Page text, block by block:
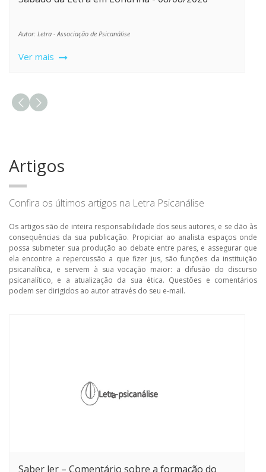
Autor: Letra - Associação de Psicanálise
Ver mais
Artigos
Confira os últimos artigos na Letra Psicanálise
Os artigos são de inteira responsabilidade dos seus autores, e se dão às
consequências da sua publicação. Propiciar ao analista espaços onde
possa submeter sua produção ao debate entre pares, e assegurar que
ela encontre a repercussão a que fizer jus, são funções da instituição
psicanalítica, e servem à sua vocação maior: a difusão do discurso
psicanalítico, e a atualização da sua ética. Questões e comentários
podem ser dirigidos ao autor através do seu e-mail.
Saber ler – Comentário sobre a formação do